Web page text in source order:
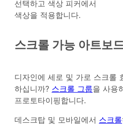
선택하고 색상 피커에서
색상을 적용합니다.
스크롤 가능 아트보
디자인에 세로 및 가로 스크롤
하십니까? 스크롤 그룹을 사용
프로토타이핑합니다.
데스크탑 및 모바일에서 스크롤